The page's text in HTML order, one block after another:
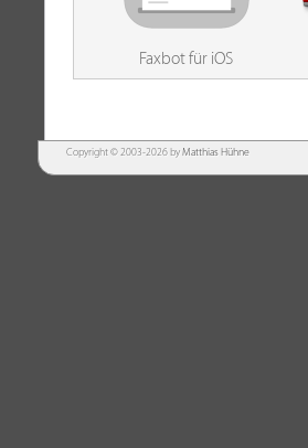
Faxbot für iOS
Copyright © 2003-2026 by Matthias Hühne